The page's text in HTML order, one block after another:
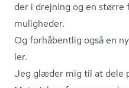
der i drejning og en større
muligheder.
Og forhåbentlig også en
ler.
Jeg glæder mig til at dele